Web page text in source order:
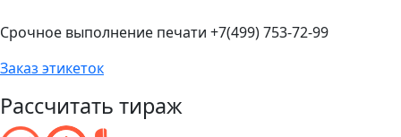
Срочное выполнение печати +7(499) 753-72-99
Заказ этикеток
Рассчитать тираж